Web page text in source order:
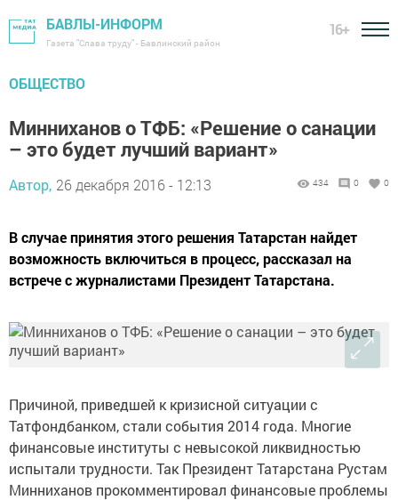
БАВЛЫ-ИНФОРМ
Газета "Слава труду" - Бавлинский район
16+
ОБЩЕСТВО
Минниханов о ТФБ: «Решение о санации
– это будет лучший вариант»
Автор, 26 декабря 2016 - 12:13 434 0 0
В случае принятия этого решения Татарстан найдет
возможность включиться в процесс, рассказал на
встрече с журналистами Президент Татарстана.
Причиной, приведшей к кризисной ситуации с
Татфондбанком, стали события 2014 года. Многие
финансовые институты с невысокой ликвидностью
испытали трудности. Так Президент Татарстана Рустам
Минниханов прокомментировал финансовые проблемы